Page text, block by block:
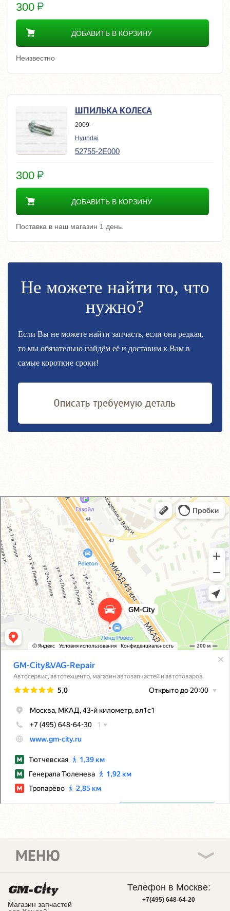
300
ДОБАВИТЬ В КОРЗИНУ
Неизвестно
ШПИЛЬКА КОЛЕСА
2009-
Hyundai
52755-2E000
300
ДОБАВИТЬ В КОРЗИНУ
Поставка в наш магазин 1 день.
Не можете найти то, что
нужно?
Если Вы не можете найти запчасть, если она редкая,
то мы обязательно найдём её и доставим к Вам в
самые короткие сроки!
GM-City&VAG-Repair
Автосервис, автотехцентр в Москве
Магазин автозапчастей и автотоваров в Москве
Магазин запчастей
МЕНЮ
Телефон в Москве:
+7(495) 648-64-20